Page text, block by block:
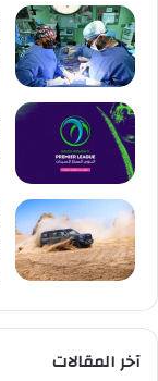
آخر المقالات